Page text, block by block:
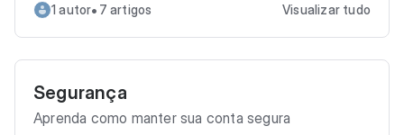
1 autor• 7 artigos Visualizar tudo
Segurança
Aprenda como manter sua conta segura